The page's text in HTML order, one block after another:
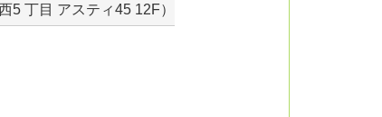
5 丁目 アスティ45 12F）